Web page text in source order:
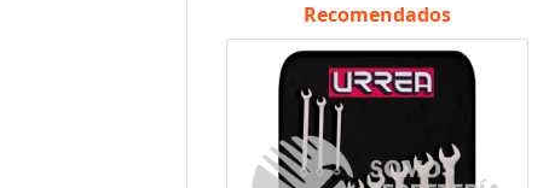
Recomendados